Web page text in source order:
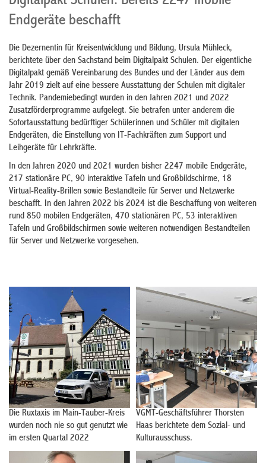
Endgeräte beschafft
Die Dezernentin für Kreisentwicklung und Bildung, Ursula Mühleck,
berichtete über den Sachstand beim Digitalpakt Schulen. Der eigentliche
Digitalpakt gemäß Vereinbarung des Bundes und der Länder aus dem
Jahr 2019 zielt auf eine bessere Ausstattung der Schulen mit digitaler
Technik. Pandemiebedingt wurden in den Jahren 2021 und 2022
Zusatzförderprogramme aufgelegt. Sie betrafen unter anderem die
Sofortausstattung bedürftiger Schülerinnen und Schüler mit digitalen
Endgeräten, die Einstellung von IT-Fachkräften zum Support und
Leihgeräte für Lehrkräfte.
In den Jahren 2020 und 2021 wurden bisher 2247 mobile Endgeräte,
217 stationäre PC, 90 interaktive Tafeln und Großbildschirme, 18
Virtual-Reality-Brillen sowie Bestandteile für Server und Netzwerke
beschafft. In den Jahren 2022 bis 2024 ist die Beschaffung von weiteren
rund 850 mobilen Endgeräten, 470 stationären PC, 53 interaktiven
Tafeln und Großbildschirmen sowie weiteren notwendigen Bestandteilen
für Server und Netzwerke vorgesehen.
Die Ruxtaxis im Main-Tauber-Kreis
wurden noch nie so gut genutzt wie
im ersten Quartal 2022
VGMT-Geschäftsführer Thorsten
Haas berichtete dem Sozial- und
Kulturausschuss.